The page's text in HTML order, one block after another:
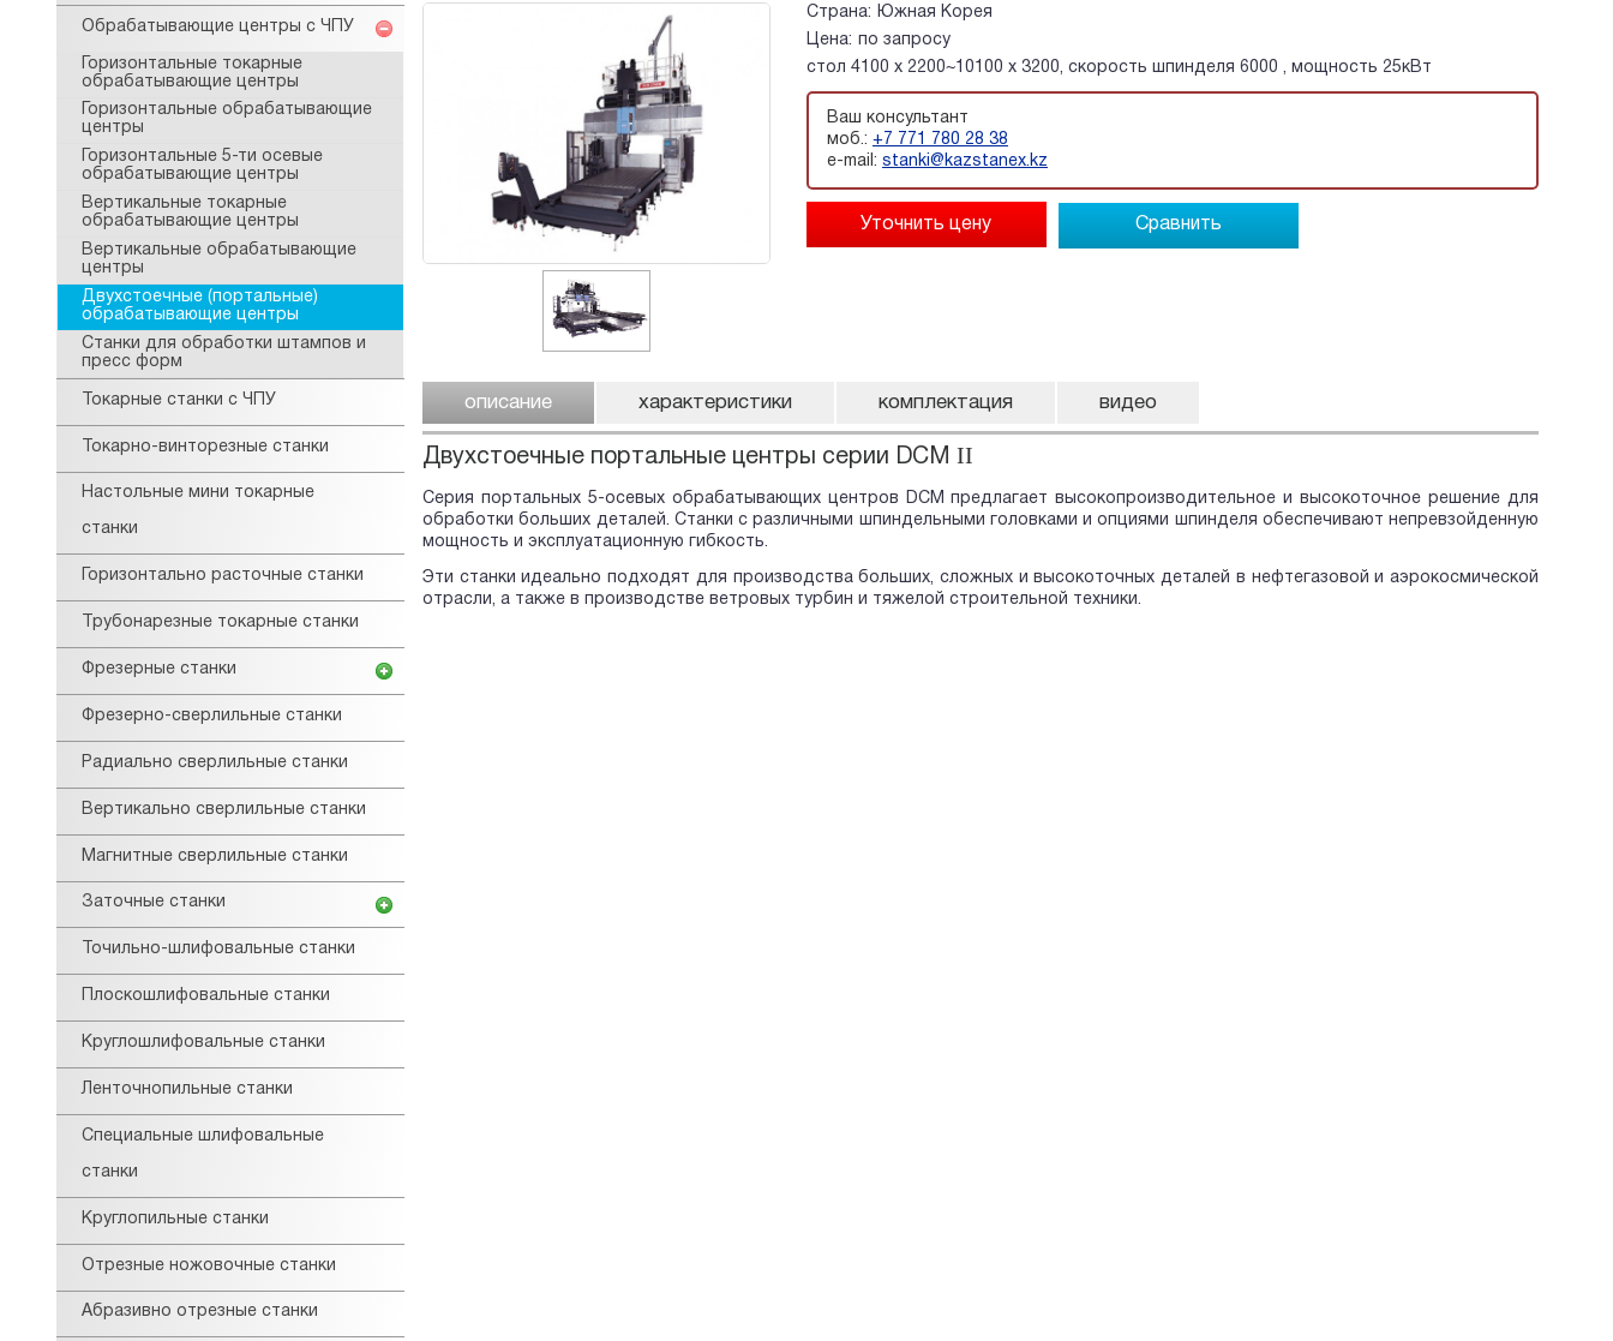
Обрабатывающие центры с ЧПУ
Горизонтальные токарные
обрабатывающие центры
Горизонтальные обрабатывающие
центры
Горизонтальные 5-ти осевые
обрабатывающие центры
Вертикальные токарные
обрабатывающие центры
Вертикальные обрабатывающие
центры
Двухстоечные (портальные)
обрабатывающие центры
Станки для обработки штампов и
пресс форм
Токарные станки с ЧПУ
Токарно-винторезные станки
Настольные мини токарные
станки
Горизонтально расточные станки
Трубонарезные токарные станки
Фрезерные станки
Фрезерно-сверлильные станки
Радиально сверлильные станки
Вертикально сверлильные станки
Магнитные сверлильные станки
Заточные станки
Точильно-шлифовальные станки
Плоскошлифовальные станки
Круглошлифовальные станки
Ленточнопильные станки
Специальные шлифовальные
станки
Круглопильные станки
Отрезные ножовочные станки
Абразивно отрезные станки
Страна:
Южная Корея
Цена: по запросу
стол 4100 x 2200~10100 x 3200, скорость шпинделя 6000 , мощность 25кВт
Ваш консультант
моб.: +7 771 780 28 38
e-mail: stanki@kazstanex.kz
Сравнить
описание характеристики комплектация видео
Двухстоечные портальные центры серии DCM ΙΙ
Серия портальных 5-осевых обрабатывающих центров DCM предлагает высокопроизводительное и высокоточное решение для
обработки больших деталей. Станки с различными шпиндельными головками и опциями шпинделя обеспечивают непревзойденную
мощность и эксплуатационную гибкость.
Эти станки идеально подходят для производства больших, сложных и высокоточных деталей в нефтегазовой и аэрокосмической
отрасли, а также в производстве ветровых турбин и тяжелой строительной техники.